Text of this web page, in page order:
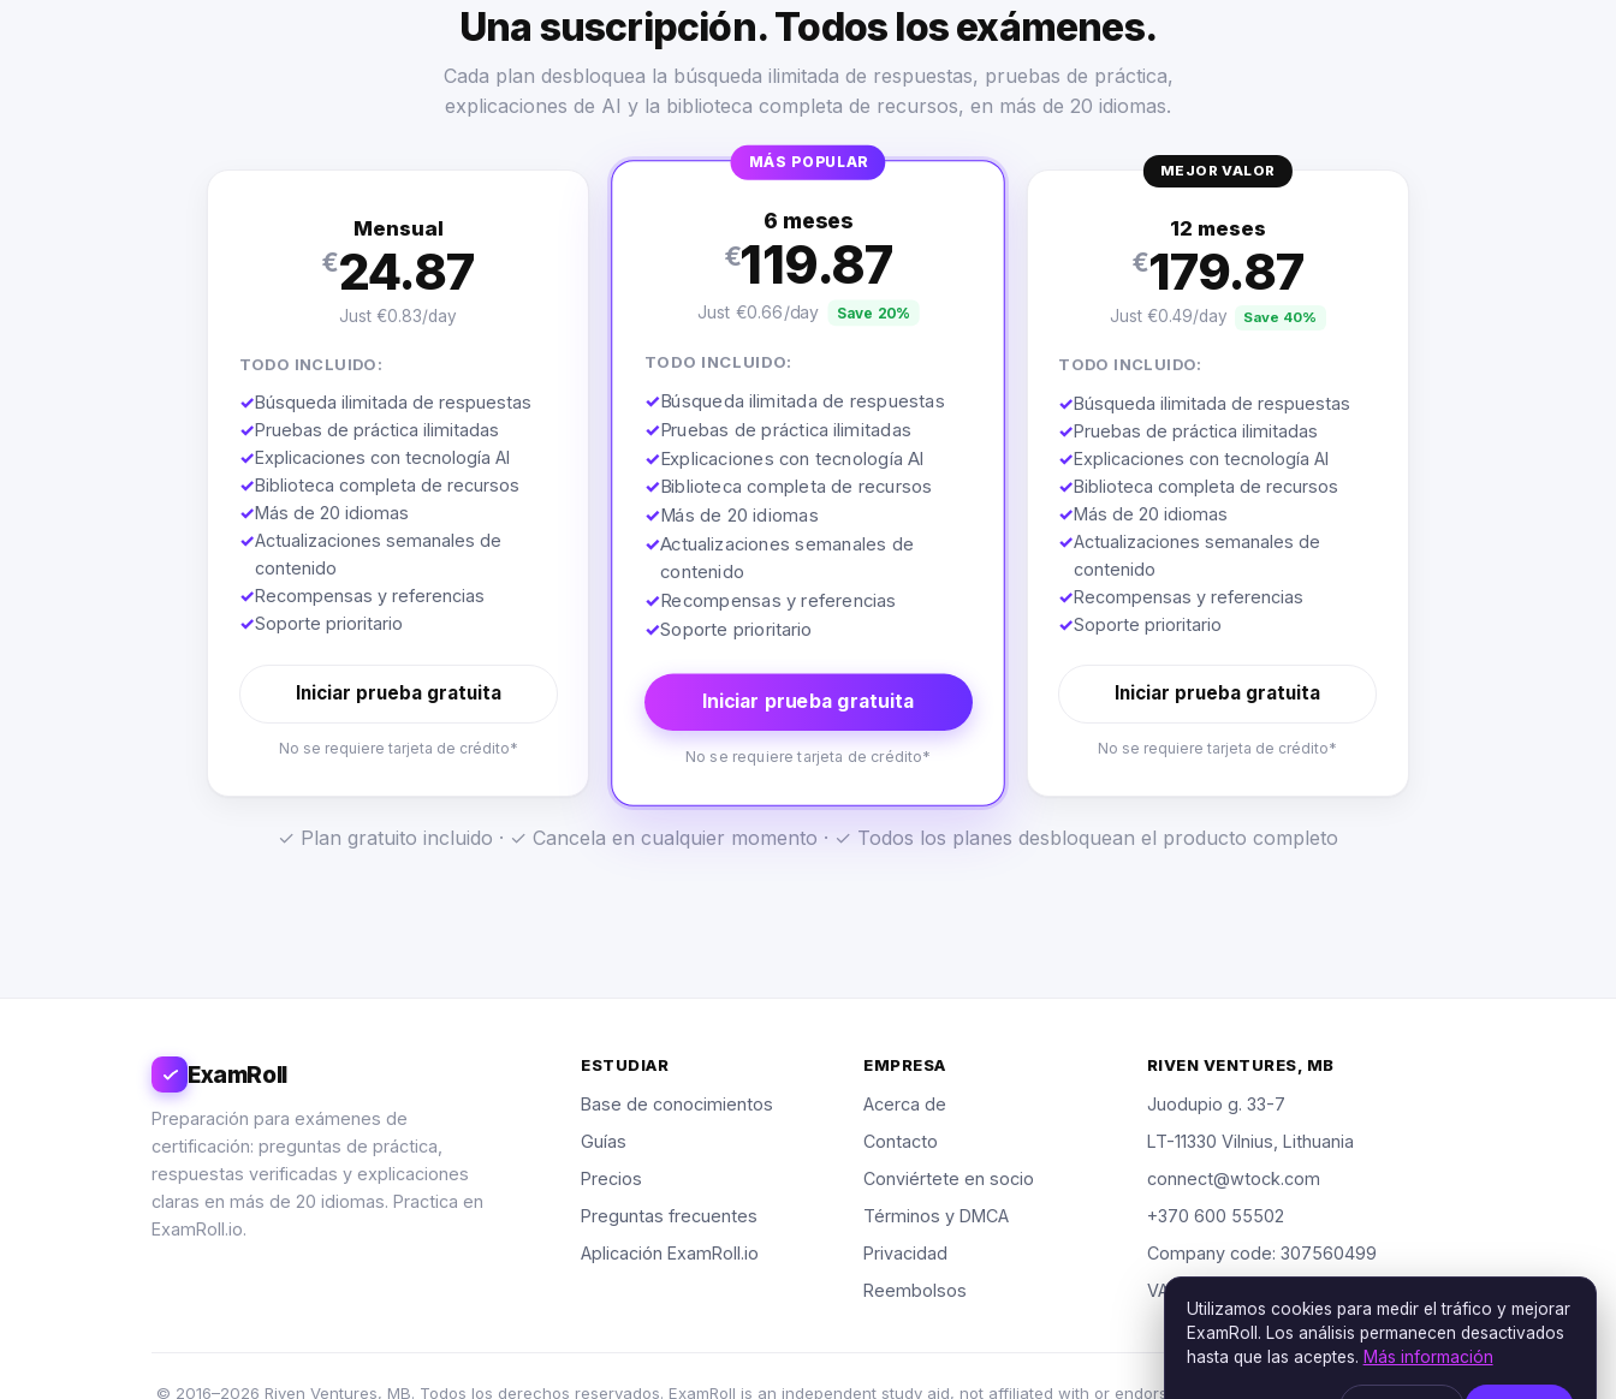
Una suscripción. Todos los exámenes.
Cada plan desbloquea la búsqueda ilimitada de respuestas, pruebas de práctica,
explicaciones de AI y la biblioteca completa de recursos, en más de 20 idiomas.
Mensual
€24.87
Just €0.83/day
TODO INCLUIDO:
✓Búsqueda ilimitada de respuestas
✓Pruebas de práctica ilimitadas
✓Explicaciones con tecnología AI
✓Biblioteca completa de recursos
✓Más de 20 idiomas
✓Actualizaciones semanales de
contenido
✓Recompensas y referencias
✓Soporte prioritario
Iniciar prueba gratuita
No se requiere tarjeta de crédito*
MÁS POPULAR
6 meses
€119.87
Just €0.66/day Save 20%
TODO INCLUIDO:
✓Búsqueda ilimitada de respuestas
✓Pruebas de práctica ilimitadas
✓Explicaciones con tecnología AI
✓Biblioteca completa de recursos
✓Más de 20 idiomas
✓Actualizaciones semanales de
contenido
✓Recompensas y referencias
✓Soporte prioritario
Iniciar prueba gratuita
No se requiere tarjeta de crédito*
MEJOR VALOR
12 meses
€179.87
Just €0.49/day Save 40%
TODO INCLUIDO:
✓Búsqueda ilimitada de respuestas
✓Pruebas de práctica ilimitadas
✓Explicaciones con tecnología AI
✓Biblioteca completa de recursos
✓Más de 20 idiomas
✓Actualizaciones semanales de
contenido
✓Recompensas y referencias
✓Soporte prioritario
Iniciar prueba gratuita
No se requiere tarjeta de crédito*
✓ Plan gratuito incluido · ✓ Cancela en cualquier momento · ✓ Todos los planes desbloquean el producto completo
ExamRoll
Preparación para exámenes de
certificación: preguntas de práctica,
respuestas verificadas y explicaciones
claras en más de 20 idiomas. Practica en
ExamRoll.io.
ESTUDIAR
Base de conocimientos
Guías
Precios
Preguntas frecuentes
Aplicación ExamRoll.io
EMPRESA
Acerca de
Contacto
Conviértete en socio
Términos y DMCA
Privacidad
Reembolsos
RIVEN VENTURES, MB
Juodupio g. 33-7
LT-11330 Vilnius, Lithuania
connect@wtock.com
+370 600 55502
Company code: 307560499
VAT: LT100019904318
© 2016–2026 Riven Ventures, MB. Todos los derechos reservados. ExamRoll is an independent study aid, not affiliated with or endorsed by the certification vendors named;
Utilizamos cookies para medir el tráfico y mejorar
ExamRoll. Los análisis permanecen desactivados
hasta que las aceptes. Más información